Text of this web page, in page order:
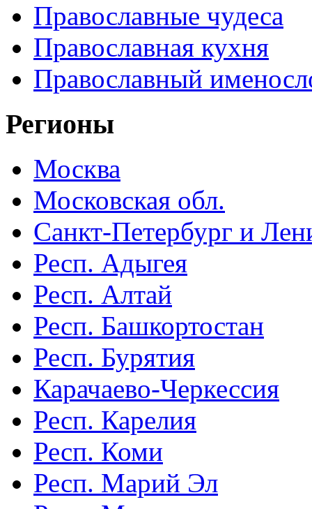
Православные чудеса
Православная кухня
Православный
Регионы
Москва
Московская обл.
Санкт-Петербург и
Респ. Адыгея
Респ. Алтай
Респ. Башкортостан
Респ. Бурятия
Карачаево-Черкессия
Респ. Карелия
Респ. Коми
Респ. Марий Эл